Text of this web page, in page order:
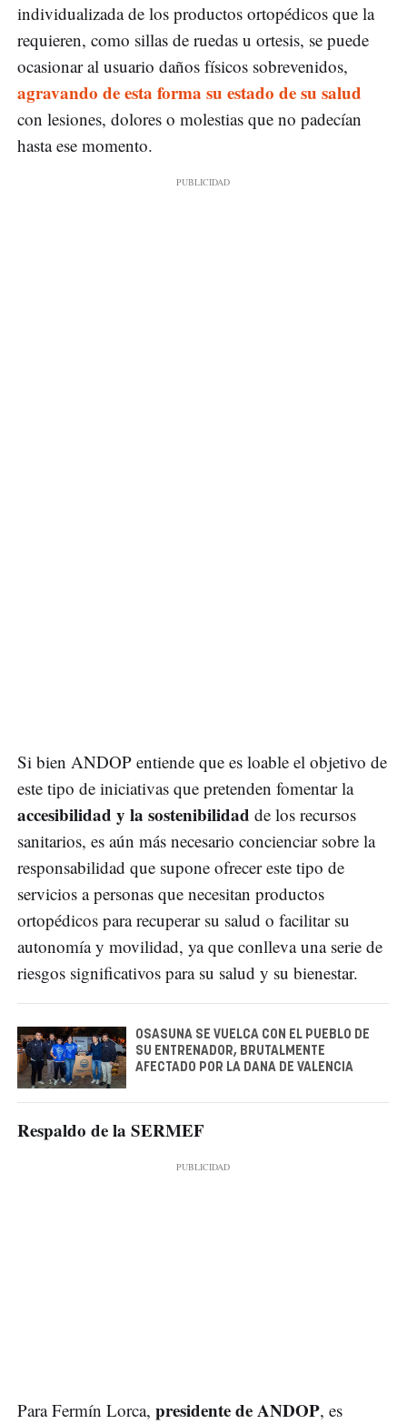
individualizada de los productos ortopédicos que la
requieren, como sillas de ruedas u ortesis, se puede
ocasionar al usuario daños físicos sobrevenidos,
agravando de esta forma su estado de su salud
con lesiones, dolores o molestias que no padecían
hasta ese momento.
Si bien ANDOP entiende que es loable el objetivo de
este tipo de iniciativas que pretenden fomentar la
accesibilidad y la sostenibilidad de los recursos
sanitarios, es aún más necesario concienciar sobre la
responsabilidad que supone ofrecer este tipo de
servicios a personas que necesitan productos
ortopédicos para recuperar su salud o facilitar su
autonomía y movilidad, ya que conlleva una serie de
riesgos significativos para su salud y su bienestar.
OSASUNA SE VUELCA CON EL PUEBLO DE
SU ENTRENADOR, BRUTALMENTE
AFECTADO POR LA DANA DE VALENCIA
Respaldo de la SERMEF
Para Fermín Lorca, presidente de ANDOP, es